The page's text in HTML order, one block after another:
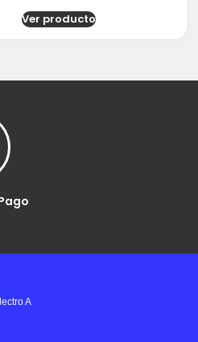
Ver producto
A